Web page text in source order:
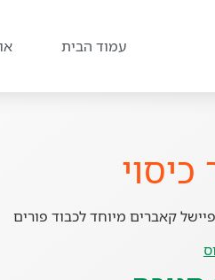
עמוד הבית
כיסוי
קאברים מיוחד לכבוד פורים